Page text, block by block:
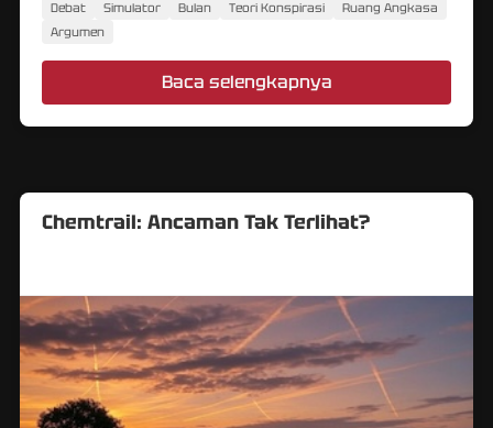
Debat Simulator Bulan Teori Konspirasi
Ruang Angkasa
Argumen
Baca selengkapnya
Chemtrail: Ancaman Tak Terlihat?